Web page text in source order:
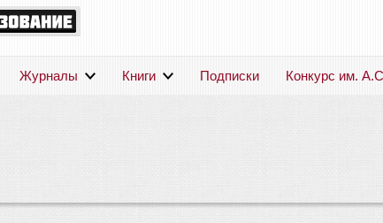
Журналы Книги Подписки Конкурс им.